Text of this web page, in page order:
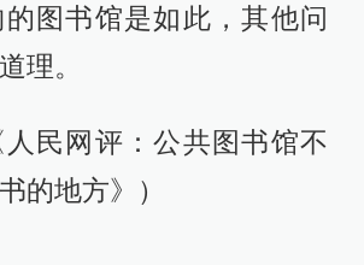
图书馆是如此，其他问
理。
人民网评：公共图书馆不
的地方》）